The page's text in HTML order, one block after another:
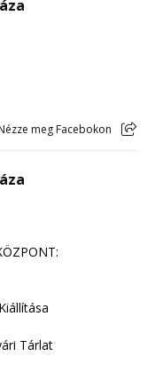
meg Facebokon
Tárlat